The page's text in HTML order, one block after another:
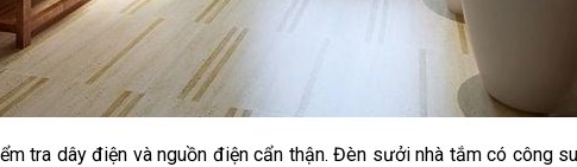
tra dây điện và nguồn điện cẩn thận. Đèn sưởi nhà tắm có công